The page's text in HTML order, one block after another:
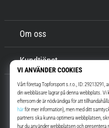
Om oss
Kundtjänst